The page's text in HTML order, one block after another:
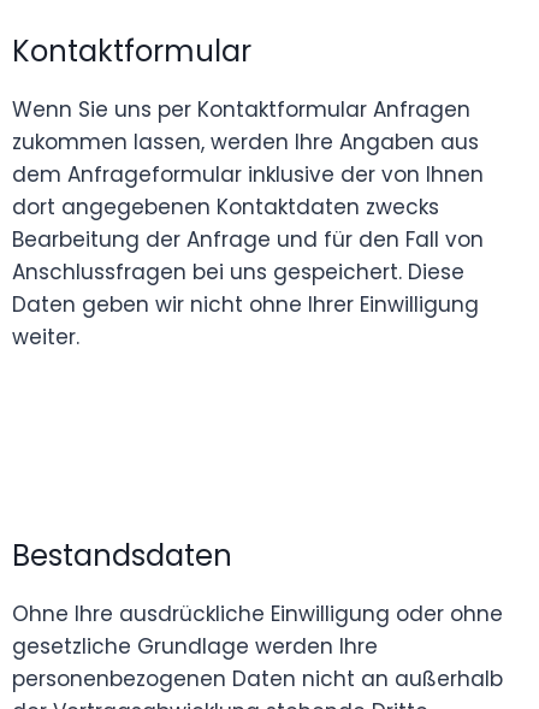
Kontaktformular
Wenn Sie uns per Kontaktformular Anfragen
zukommen lassen, werden Ihre Angaben aus
dem Anfrageformular inklusive der von Ihnen
dort angegebenen Kontaktdaten zwecks
Bearbeitung der Anfrage und für den Fall von
Anschlussfragen bei uns gespeichert. Diese
Daten geben wir nicht ohne Ihrer Einwilligung
weiter.
Bestandsdaten
Ohne Ihre ausdrückliche Einwilligung oder ohne
gesetzliche Grundlage werden Ihre
personenbezogenen Daten nicht an außerhalb